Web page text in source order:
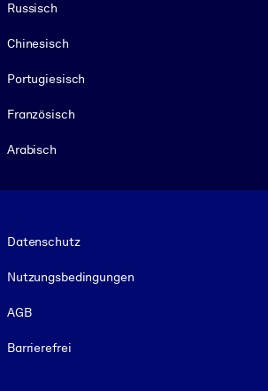
Russisch
Chinesisch
Portugiesisch
Französisch
Arabisch
Datenschutz
Nutzungsbedingungen
AGB
Barrierefrei